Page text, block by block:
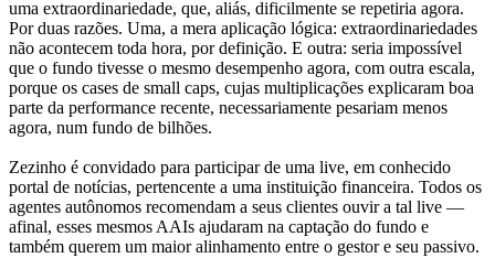
uma extraordinariedade, que, aliás, dificilmente se repetiria agora.
Por duas razões. Uma, a mera aplicação lógica: extraordinariedades
não acontecem toda hora, por definição. E outra: seria impossível
que o fundo tivesse o mesmo desempenho agora, com outra escala,
porque os cases de small caps, cujas multiplicações explicaram boa
parte da performance recente, necessariamente pesariam menos
agora, num fundo de bilhões.
Zezinho é convidado para participar de uma live, em conhecido
portal de notícias, pertencente a uma instituição financeira. Todos os
agentes autônomos recomendam a seus clientes ouvir a tal live —
afinal, esses mesmos AAIs ajudaram na captação do fundo e
também querem um maior alinhamento entre o gestor e seu passivo.